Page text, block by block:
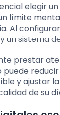
elegir
límite
Al
un sistema
prestar
puede
y ajustar
de su